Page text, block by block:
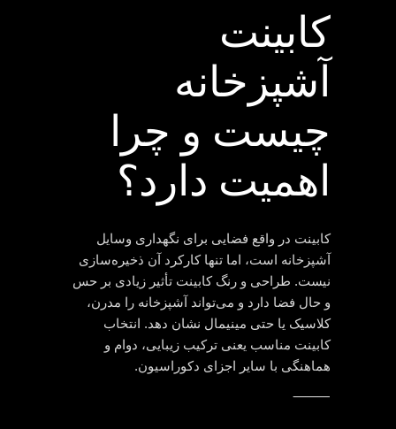
کابینت
آشپزخانه
چیست و چرا
اهمیت دارد؟
کابینت در واقع فضایی برای نگهداری وسایل
آشپزخانه است، اما تنها کارکرد آن ذخیره‌سازی
نیست. طراحی و رنگ کابینت تأثیر زیادی بر حس
و حال فضا دارد و می‌تواند آشپزخانه را مدرن،
کلاسیک یا حتی مینیمال نشان دهد. انتخاب
کابینت مناسب یعنی ترکیب زیبایی، دوام و
هماهنگی با سایر اجزای دکوراسیون.
⸻